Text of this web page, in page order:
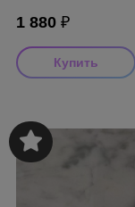
1 880 ₽